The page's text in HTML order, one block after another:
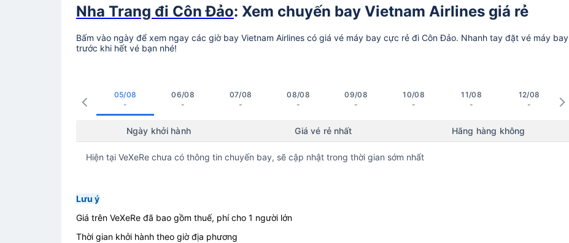
Nha Trang đi Côn Đảo: Xem chuyến bay Vietnam Airlines giá rẻ
Bấm vào ngày để xem ngay các giờ bay Vietnam Airlines có giá vé máy bay cực rẻ đi Côn Đảo. Nhanh tay đặt vé máy bay
trước khi hết vé bạn nhé!
05/08
-
06/08
-
07/08
-
08/08
-
09/08
-
10/08
-
11/08
-
12/08
-
Ngày khởi hành Giá vé rẻ nhất Hãng hàng không
Hiện tại VeXeRe chưa có thông tin chuyến bay, sẽ cập nhật trong thời gian sớm nhất
Lưu ý
Giá trên VeXeRe đã bao gồm thuế, phí cho 1 người lớn
Thời gian khởi hành theo giờ địa phương